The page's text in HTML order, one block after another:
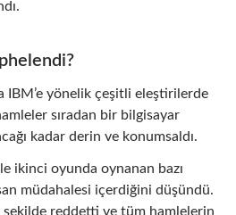
IBM’e yönelik çeşitli eleştirilerde
sıradan bir bilgisayar
kadar derin ve konumsaldı.
ikinci oyunda oynanan bazı
müdahalesi içerdiğini düşündü.
şekilde reddetti ve tüm hamlelerin